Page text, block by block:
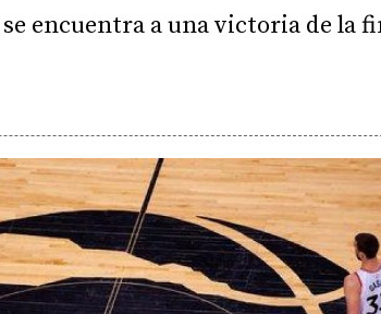
encuentra a una victoria de la